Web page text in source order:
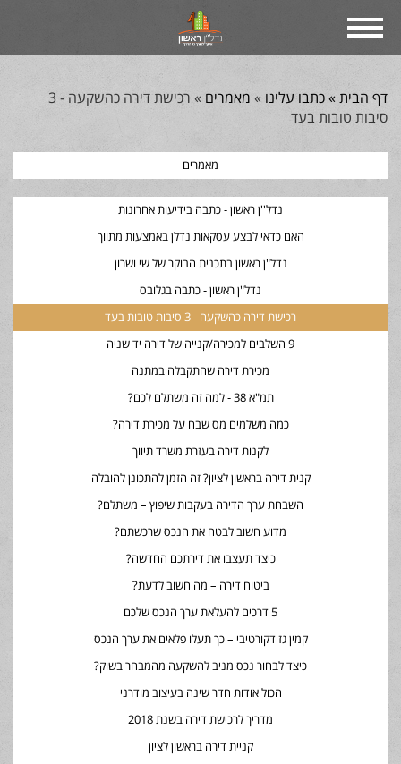
דף הבית »כתבו עלינו » מאמרים »
רכישת דירה כהשקעה - 3
סיבות טובות בעד
מאמרים
נדל''ן ראשון - כתבה בידיעות אחרונות
האם כדאי לבצע עסקאות נדלן באמצעות מתווך
נדל"ן ראשון בתכנית הבוקר של שי ושרון
נדל"ן ראשון - כתבה בגלובס
רכישת דירה כהשקעה - 3 סיבות טובות בעד
9 השלבים למכירה/קנייה של דירה יד שניה
מכירת דירה שהתקבלה במתנה
תמ"א 38 - למה זה משתלם לכם?
כמה משלמים מס שבח על מכירת דירה?
לקנות דירה בעזרת משרד תיווך
קנית דירה בראשון לציון? זה הזמן להתכונן להובלה
השבחת ערך הדירה בעקבות שיפוץ – משתלם?
מדוע חשוב לבטח את הנכס שרכשתם?
כיצד תעצבו את דירתכם החדשה?
ביטוח דירה – מה חשוב לדעת?
5 דרכים להעלאת ערך הנכס שלכם
קמין גז דקורטיבי – כך תעלו פלאים את ערך הנכס
כיצד לבחור נכס מניב להשקעה מהמבחר בשוק?
הכול אודות חדר שינה בעיצוב מודרני
מדריך לרכישת דירה בשנת 2018
קניית דירה בראשון לציון